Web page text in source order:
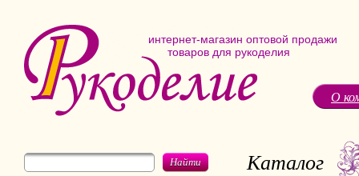
интернет-магазин оптовой продажи
товаров для рукоделия
О
Найти Каталог